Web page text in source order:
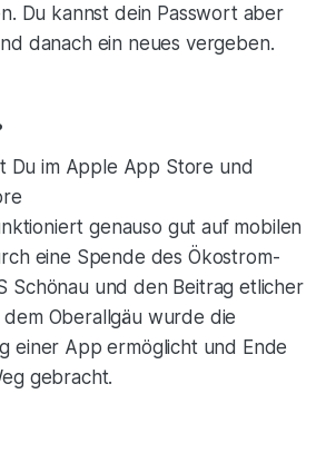
Du kannst dein Passwort aber
danach ein neues vergeben.
Du im Apple App Store und
genauso gut auf mobilen
eine Spende des Ökostrom-
Schönau und den Beitrag etlicher
dem Oberallgäu wurde die
einer App ermöglicht und Ende
gebracht.